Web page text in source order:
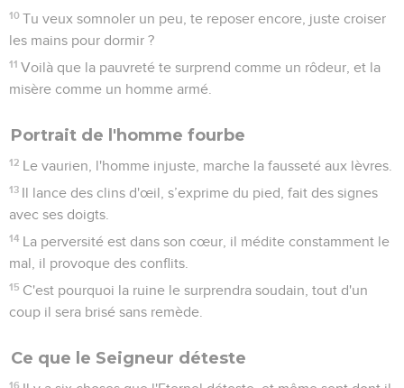
10 Tu veux somnoler un peu, te reposer encore, juste croiser
les mains pour dormir ?
11 Voilà que la pauvreté te surprend comme un rôdeur, et la
misère comme un homme armé.
Portrait de l'homme fourbe
12 Le vaurien, l'homme injuste, marche la fausseté aux lèvres.
13 Il lance des clins d'œil, s’exprime du pied, fait des signes
avec ses doigts.
14 La perversité est dans son cœur, il médite constamment le
mal, il provoque des conflits.
15 C'est pourquoi la ruine le surprendra soudain, tout d'un
coup il sera brisé sans remède.
Ce que le Seigneur déteste
16